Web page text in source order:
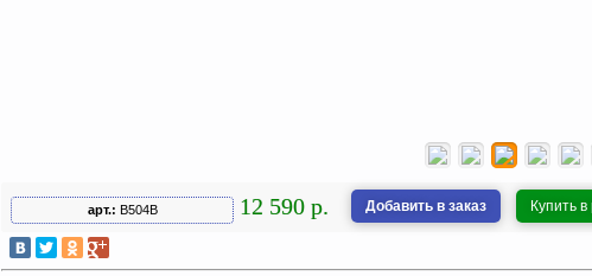
арт.: B504B 12 590 р. Добавить в заказ Купить в